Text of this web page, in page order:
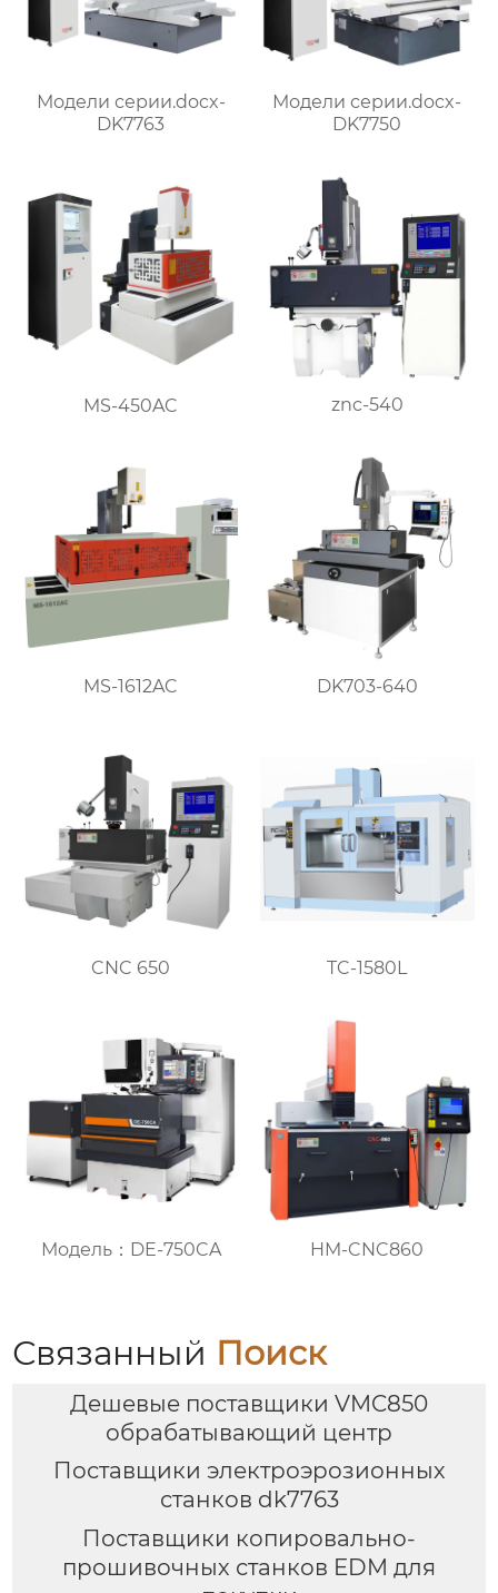
Модели серии.docx-
DK7763
Модели серии.docx-
DK7750
MS-450AC znc-540
MS-1612AC DK703-640
CNC 650 TC-1580L
Модель：DE-750CA HM-CNC860
Связанный Поиск
Дешевые поставщики VMC850
обрабатывающий центр
Поставщики электроэрозионных
станков dk7763
Поставщики копировально-
прошивочных станков EDM для